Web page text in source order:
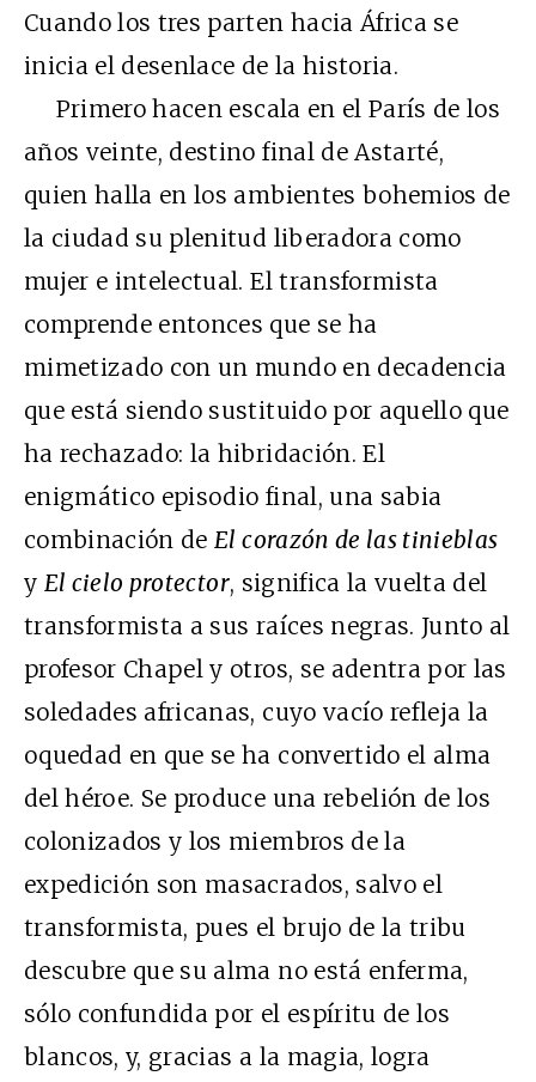
Cuando los tres parten hacia África se
inicia el desenlace de la historia.
Primero hacen escala en el París de los
años veinte, destino final de Astarté,
quien halla en los ambientes bohemios de
la ciudad su plenitud liberadora como
mujer e intelectual. El transformista
comprende entonces que se ha
mimetizado con un mundo en decadencia
que está siendo sustituido por aquello que
ha rechazado: la hibridación. El
enigmático episodio final, una sabia
combinación deEl corazón de las tinieblas
y El cielo protector, significa la vuelta del
transformista a sus raíces negras. Junto al
profesor Chapel y otros, se adentra por las
soledades africanas, cuyo vacío refleja la
oquedad en que se ha convertido el alma
del héroe. Se produce una rebelión de los
colonizados y los miembros de la
expedición son masacrados, salvo el
transformista, pues el brujo de la tribu
descubre que su alma no está enferma,
sólo confundida por el espíritu de los
blancos, y, gracias a la magia, logra